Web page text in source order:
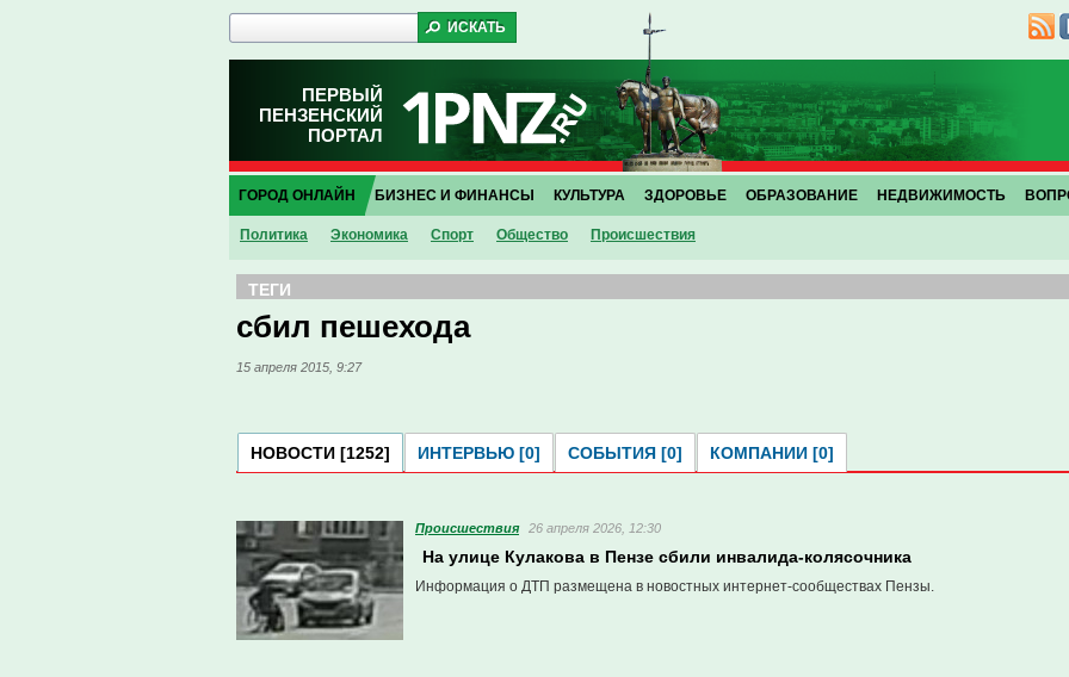
ПЕРВЫЙ
ПЕНЗЕНСКИЙ
ПОРТАЛ
ГОРОД ОНЛАЙН
Политика Экономика Спорт Общество Проиcшествия
БИЗНЕС И ФИНАНСЫ КУЛЬТУРА ЗДОРОВЬЕ ОБРАЗОВАНИЕ НЕДВИЖИМОСТЬ
ТЕГИ
сбил пешехода
15 апреля 2015, 9:27
НОВОСТИ [1252] ИНТЕРВЬЮ [0] СОБЫТИЯ [0] КОМПАНИИ [0]
Проиcшествия 26 апреля 2026, 12:30
На улице Кулакова в Пензе сбили инвалида-колясочника
Информация о ДТП размещена в новостных интернет-сообществах Пензы.